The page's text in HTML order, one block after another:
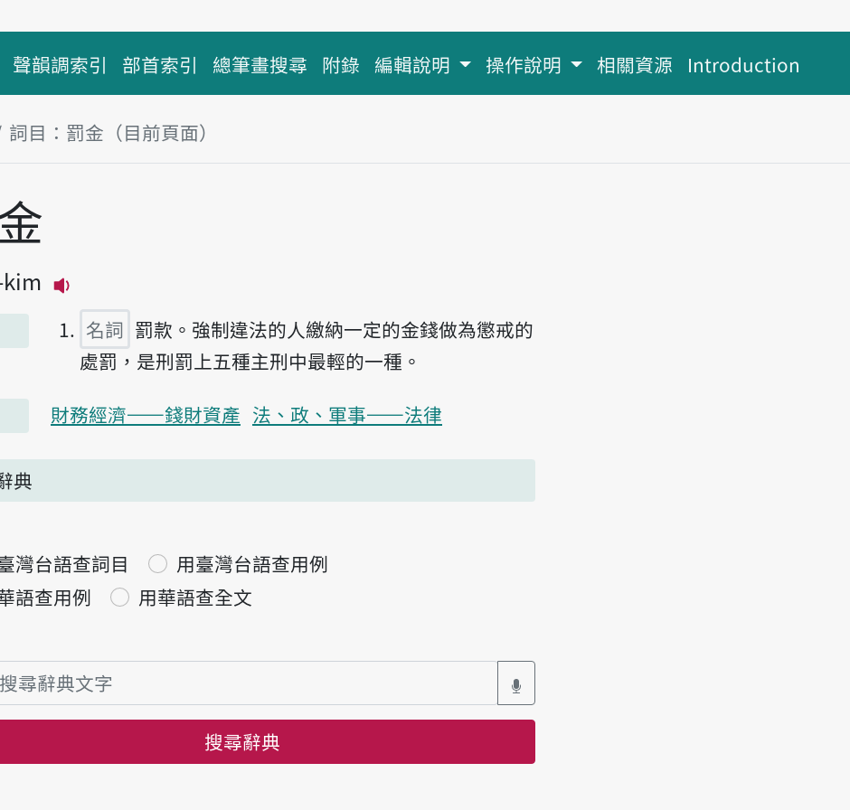
聲韻調索引 部首索引 總筆畫搜尋 附錄 編輯說明 操作說明 相關資源 Introduction
詞目：罰金（目前頁面）
塊
名詞 罰款。強制違法的人繳納一定的金錢做為懲戒的
處罰，是刑罰上五種主刑中最輕的一種。
財務經濟——錢財資產 法、政、軍事——法律
典
灣台語查詞目
用臺灣台語查用例
語查用例
用華語查全文
搜尋辭典